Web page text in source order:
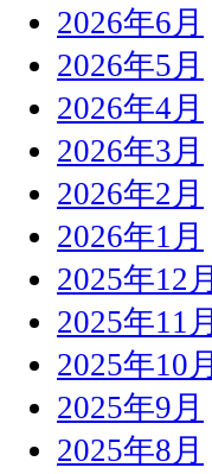
2026年6月
2026年5月
2026年4月
2026年3月
2026年2月
2026年1月
2025年12月
2025年11月
2025年10月
2025年9月
2025年8月